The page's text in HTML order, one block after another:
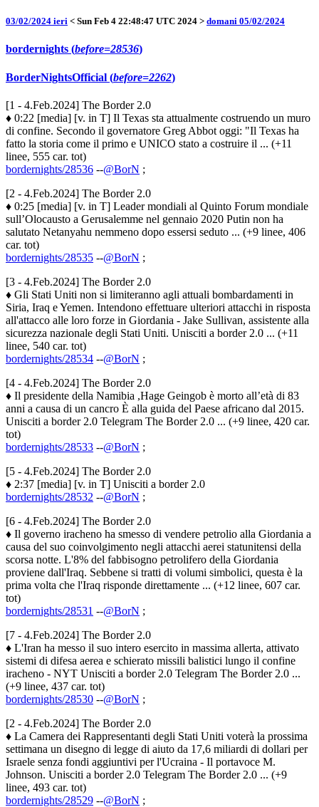
03/02/2024 ieri < Sun Feb 4 22:48:47 UTC 2024 > domani 05/02/2024
bordernights (before=28536)
BorderNightsOfficial (before=2262)
[1 - 4.Feb.2024] The Border 2.0
♦ 0:22 [media] [v. in T] Il Texas sta attualmente costruendo un muro
di confine. Secondo il governatore Greg Abbot oggi: "Il Texas ha
fatto la storia come il primo e UNICO stato a costruire il ... (+11
linee, 555 car. tot)
bordernights/28536 --@BorN ;
[2 - 4.Feb.2024] The Border 2.0
♦ 0:25 [media] [v. in T] Leader mondiali al Quinto Forum mondiale
sull’Olocausto a Gerusalemme nel gennaio 2020 Putin non ha
salutato Netanyahu nemmeno dopo essersi seduto ... (+9 linee, 406
car. tot)
bordernights/28535 --@BorN ;
[3 - 4.Feb.2024] The Border 2.0
♦ Gli Stati Uniti non si limiteranno agli attuali bombardamenti in
Siria, Iraq e Yemen. Intendono effettuare ulteriori attacchi in risposta
all'attacco alle loro forze in Giordania - Jake Sullivan, assistente alla
sicurezza nazionale degli Stati Uniti. Unisciti a border 2.0 ... (+11
linee, 540 car. tot)
bordernights/28534 --@BorN ;
[4 - 4.Feb.2024] The Border 2.0
♦ Il presidente della Namibia ,Hage Geingob è morto all’età di 83
anni a causa di un cancro È alla guida del Paese africano dal 2015.
Unisciti a border 2.0 Telegram The Border 2.0 ... (+9 linee, 420 car.
tot)
bordernights/28533 --@BorN ;
[5 - 4.Feb.2024] The Border 2.0
♦ 2:37 [media] [v. in T] Unisciti a border 2.0
bordernights/28532 --@BorN ;
[6 - 4.Feb.2024] The Border 2.0
♦ Il governo iracheno ha smesso di vendere petrolio alla Giordania a
causa del suo coinvolgimento negli attacchi aerei statunitensi della
scorsa notte. L'8% del fabbisogno petrolifero della Giordania
proviene dall'Iraq. Sebbene si tratti di volumi simbolici, questa è la
prima volta che l'Iraq risponde direttamente ... (+12 linee, 607 car.
tot)
bordernights/28531 --@BorN ;
[7 - 4.Feb.2024] The Border 2.0
♦ L'Iran ha messo il suo intero esercito in massima allerta, attivato
sistemi di difesa aerea e schierato missili balistici lungo il confine
iracheno - NYT Unisciti a border 2.0 Telegram The Border 2.0 ...
(+9 linee, 437 car. tot)
bordernights/28530 --@BorN ;
[2 - 4.Feb.2024] The Border 2.0
♦ La Camera dei Rappresentanti degli Stati Uniti voterà la prossima
settimana un disegno di legge di aiuto da 17,6 miliardi di dollari per
Israele senza fondi aggiuntivi per l'Ucraina - Il portavoce M.
Johnson. Unisciti a border 2.0 Telegram The Border 2.0 ... (+9
linee, 493 car. tot)
bordernights/28529 --@BorN ;